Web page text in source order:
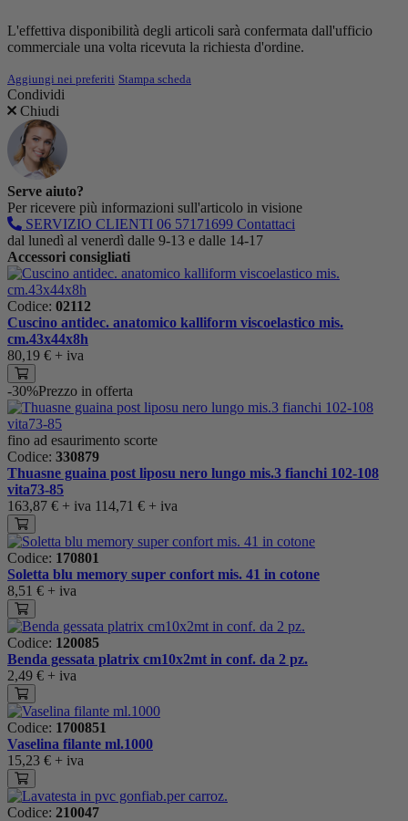
L'effettiva disponibilità degli articoli sarà confermata dall'ufficio
commerciale una volta ricevuta la richiesta d'ordine.
Aggiungi nei preferiti Stampa scheda
Condividi
Chiudi
Serve aiuto?
Per ricevere più informazioni sull'articolo in visione
SERVIZIO CLIENTI 06 57171699 Contattaci
dal lunedì al venerdì dalle 9-13 e dalle 14-17
Accessori consigliati
Codice: 02112
Cuscino antidec. anatomico kalliform viscoelastico mis.
cm.43x44x8h
80,19 € + iva
-30%Prezzo in offerta
fino ad esaurimento scorte
Codice: 330879
Thuasne guaina post liposu nero lungo mis.3 fianchi 102-108
vita73-85
163,87 € + iva 114,71 € + iva
Codice: 170801
Soletta blu memory super confort mis. 41 in cotone
8,51 € + iva
Codice: 120085
Benda gessata platrix cm10x2mt in conf. da 2 pz.
2,49 € + iva
Codice: 1700851
Vaselina filante ml.1000
15,23 € + iva
Codice: 210047